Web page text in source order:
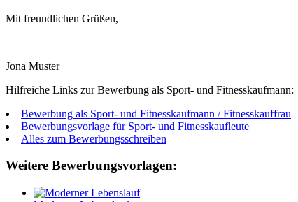
Mit freundlichen Grüßen,
Jona Muster
Hilfreiche Links zur Bewerbung als Sport- und Fitnesskaufmann:
Bewerbung als Sport- und Fitnesskaufmann / Fitnesskauffrau
Bewerbungsvorlage für Sport- und Fitnesskaufleute
Alles zum Bewerbungsschreiben
Weitere Bewerbungsvorlagen: